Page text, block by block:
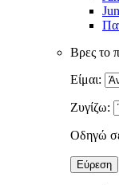
Βρες το
Είμαι:
Ζυγίζω:
Οδηγώ